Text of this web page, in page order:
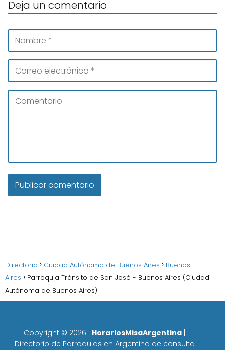
Deja un comentario
Directorio Ciudad Autónoma de Buenos Aires
Buenos
Aires
Parroquia Tránsito de San José - Buenos Aires (Ciudad
Autónoma de Buenos Aires)
Copyright © 2026 HorariosMisaArgentina
Directorio de Parroquias en Argentina de consulta